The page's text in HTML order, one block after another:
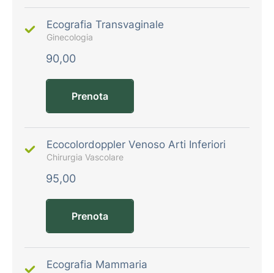
Ecografia Transvaginale
Ginecologia
90,00
Prenota
Ecocolordoppler Venoso Arti Inferiori
Chirurgia Vascolare
95,00
Prenota
Ecografia Mammaria